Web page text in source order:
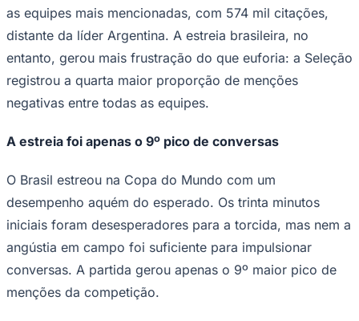
as equipes mais mencionadas, com 574 mil citações,
distante da líder Argentina. A estreia brasileira, no
entanto, gerou mais frustração do que euforia: a Seleção
registrou a quarta maior proporção de menções
negativas entre todas as equipes.
A estreia foi apenas o 9º pico de conversas
O Brasil estreou na Copa do Mundo com um
desempenho aquém do esperado. Os trinta minutos
iniciais foram desesperadores para a torcida, mas nem a
angústia em campo foi suficiente para impulsionar
conversas. A partida gerou apenas o 9º maior pico de
menções da competição.